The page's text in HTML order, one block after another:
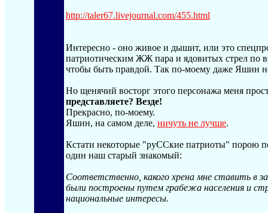
http://taler67.livejournal.com/455.html
Интересно - оно живое и дышит, или это
патриотическим ЖЖ пара и ядовитых стрел по
чтобы быть правдой. Так по-моему даже Яшин
Но щенячий восторг этого персонажа меня
представляете? Везде!
Прекрасно, по-моему.
Яшин, на самом деле, ничуть не лучше.
Кстати некоторые "руССкие патриоты" порою
один наш старый знакомый:
Соответственно, какого хрена мне ставить в
были построены путем грабежа населения и
национальные интересы.